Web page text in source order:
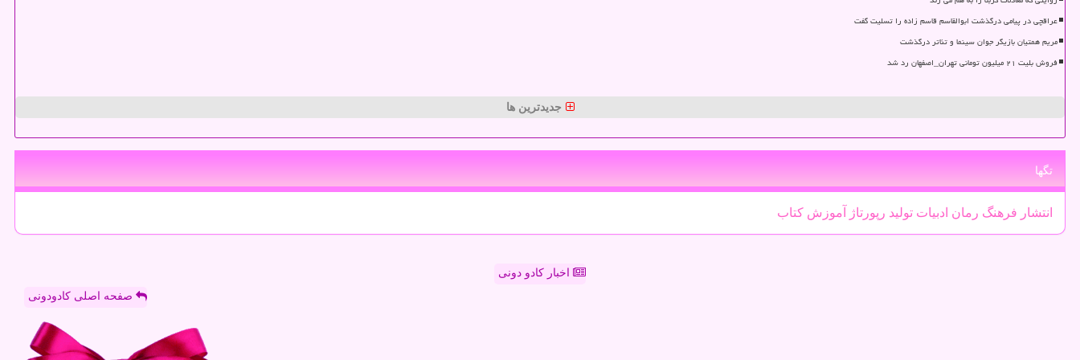
عراقچی در پیامی درگذشت ابوالقاسم قاسم زاده را تسلیت گفت
مریم همتیان بازیگر جوان سینما و تئاتر درگذشت
فروش بلیت ۲۱ میلیون تومانی تهران_اصفهان رد شد
جدیدترین ها
تگها
انتشار فرهنگ رمان ادبیات تولید رپورتاژ آموزش كتاب
اخبار کادو دونی
صفحه اصلی کادودونی